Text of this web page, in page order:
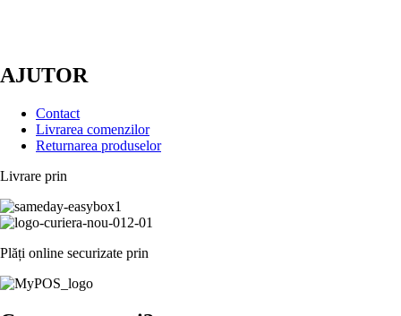
AJUTOR
Contact
Livrarea comenzilor
Returnarea produselor
Livrare prin
Plăți online securizate prin